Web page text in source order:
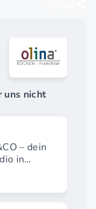
uns nicht
– dein
in